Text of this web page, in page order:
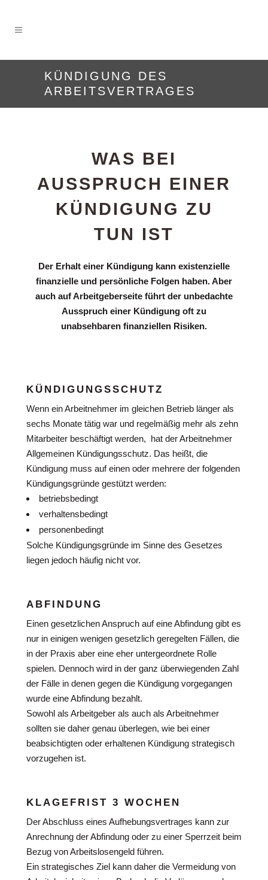
KÜNDIGUNG DES
ARBEITSVERTRAGES
WAS BEI
AUSSPRUCH EINER
KÜNDIGUNG ZU
TUN IST
Der Erhalt einer Kündigung kann existenzielle
finanzielle und persönliche Folgen haben. Aber
auch auf Arbeitgeberseite führt der unbedachte
Ausspruch einer Kündigung oft zu
unabsehbaren finanziellen Risiken.
KÜNDIGUNGSSCHUTZ
Wenn ein Arbeitnehmer im gleichen Betrieb länger als
sechs Monate tätig war und regelmäßig mehr als zehn
Mitarbeiter beschäftigt werden, hat der Arbeitnehmer
Allgemeinen Kündigungsschutz. Das heißt, die
Kündigung muss auf einen oder mehrere der folgenden
Kündigungsgründe gestützt werden:
betriebsbedingt
verhaltensbedingt
personenbedingt
Solche Kündigungsgründe im Sinne des Gesetzes
liegen jedoch häufig nicht vor.
ABFINDUNG
Einen gesetzlichen Anspruch auf eine Abfindung gibt es
nur in einigen wenigen gesetzlich geregelten Fällen, die
in der Praxis aber eine eher untergeordnete Rolle
spielen. Dennoch wird in der ganz überwiegenden Zahl
der Fälle in denen gegen die Kündigung vorgegangen
wurde eine Abfindung bezahlt.
Sowohl als Arbeitgeber als auch als Arbeitnehmer
sollten sie daher genau überlegen, wie bei einer
beabsichtigten oder erhaltenen Kündigung strategisch
vorzugehen ist.
KLAGEFRIST 3 WOCHEN
Der Abschluss eines Aufhebungsvertrages kann zur
Anrechnung der Abfindung oder zu einer Sperrzeit beim
Bezug von Arbeitslosengeld führen.
Ein strategisches Ziel kann daher die Vermeidung von